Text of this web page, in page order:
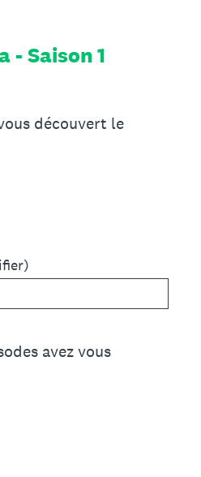
- Saison 1
découvert le
avez vous